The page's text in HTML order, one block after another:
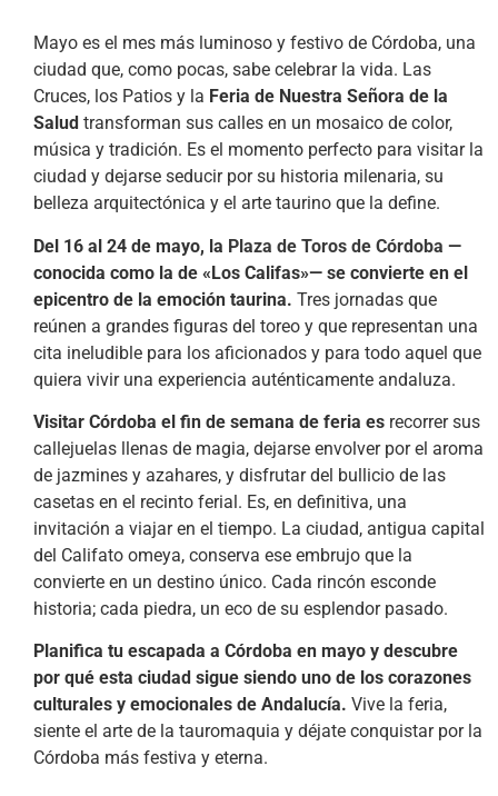
Mayo es el mes más luminoso y festivo de Córdoba, una
ciudad que, como pocas, sabe celebrar la vida. Las
Cruces, los Patios y la Feria de Nuestra Señora de la
Salud transforman sus calles en un mosaico de color,
música y tradición. Es el momento perfecto para visitar la
ciudad y dejarse seducir por su historia milenaria, su
belleza arquitectónica y el arte taurino que la define.
Del 16 al 24 de mayo, la Plaza de Toros de Córdoba —
conocida como la de «Los Califas»— se convierte en el
epicentro de la emoción taurina. Tres jornadas que
reúnen a grandes figuras del toreo y que representan una
cita ineludible para los aficionados y para todo aquel que
quiera vivir una experiencia auténticamente andaluza.
Visitar Córdoba el fin de semana de feria es recorrer sus
callejuelas llenas de magia, dejarse envolver por el aroma
de jazmines y azahares, y disfrutar del bullicio de las
casetas en el recinto ferial. Es, en definitiva, una
invitación a viajar en el tiempo. La ciudad, antigua capital
del Califato omeya, conserva ese embrujo que la
convierte en un destino único. Cada rincón esconde
historia; cada piedra, un eco de su esplendor pasado.
Planifica tu escapada a Córdoba en mayo y descubre
por qué esta ciudad sigue siendo uno de los corazones
culturales y emocionales de Andalucía. Vive la feria,
siente el arte de la tauromaquia y déjate conquistar por la
Córdoba más festiva y eterna.